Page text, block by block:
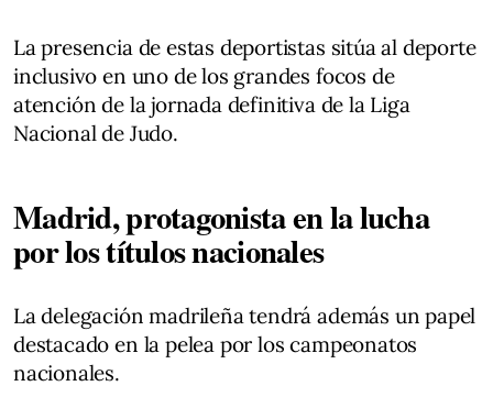
La presencia de estas deportistas sitúa al deporte
inclusivo en uno de los grandes focos de
atención de la jornada definitiva de la Liga
Nacional de Judo.
Madrid, protagonista en la lucha
por los títulos nacionales
La delegación madrileña tendrá además un papel
destacado en la pelea por los campeonatos
nacionales.